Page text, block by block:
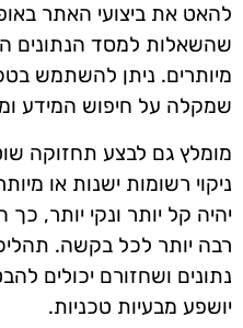
להאט את ביצועי האתר
שהשאלות למסד הנתונים הן
מיותרים. ניתן להשתמש
שמקלה על חיפוש המידע
מומלץ גם לבצע תחזוקה
ניקוי רשומות ישנות או
יהיה קל יותר ונקי יותר,
רבה יותר לכל בקשה.
נתונים ושחזורם יכולים
יושפע מבעיות טכניות.